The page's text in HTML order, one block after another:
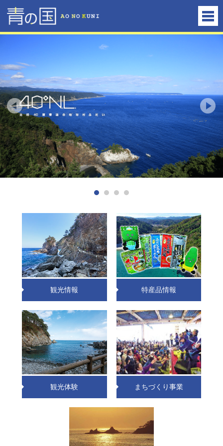
観光情報 特産品情報
観光体験 まちづくり事業